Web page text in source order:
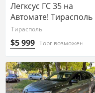
Легксус ГС 35 на
Автомате! Тирасполь
Тирасполь
$5 999 Торг возможен